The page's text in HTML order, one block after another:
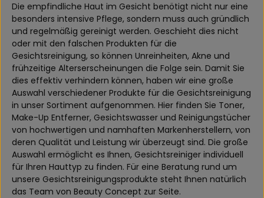
Die empfindliche Haut im Gesicht benötigt nicht nur eine
besonders intensive Pflege, sondern muss auch gründlich
und regelmäßig gereinigt werden. Geschieht dies nicht
oder mit den falschen Produkten für die
Gesichtsreinigung, so können Unreinheiten, Akne und
frühzeitige Alterserscheinungen die Folge sein. Damit Sie
dies effektiv verhindern können, haben wir eine große
Auswahl verschiedener Produkte für die Gesichtsreinigung
in unser Sortiment aufgenommen. Hier finden Sie Toner,
Make-Up Entferner, Gesichtswasser und Reinigungstücher
von hochwertigen und namhaften Markenherstellern, von
deren Qualität und Leistung wir überzeugt sind. Die große
Auswahl ermöglicht es Ihnen, Gesichtsreiniger individuell
für Ihren Hauttyp zu finden. Für eine Beratung rund um
unsere Gesichtsreinigungsprodukte steht Ihnen natürlich
das Team von Beauty Concept zur Seite.